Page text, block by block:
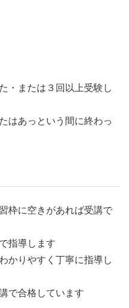
・または３回以上受験し
はあっという間に終わっ
枠に空きがあれば受講で
指導します
かりやすく丁寧に指導し
で合格しています